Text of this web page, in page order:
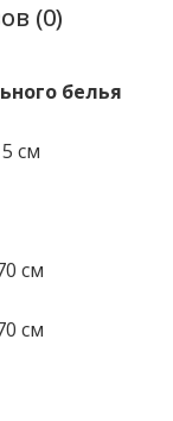
(0)
белья
см
см
см